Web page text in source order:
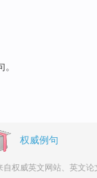
权威例句
自权威英文网站、英文论